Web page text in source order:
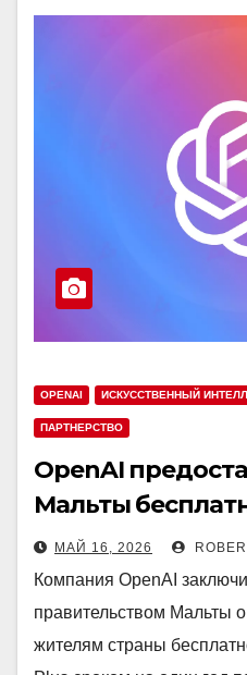
OPENAI ИСКУССТВЕННЫЙ
ПАРТНЕРСТВО
OpenAI
Мальты
ChatGPT Plus
МАЙ 16, 2026
Компания OpenAI
правительством Мальты
жителям страны